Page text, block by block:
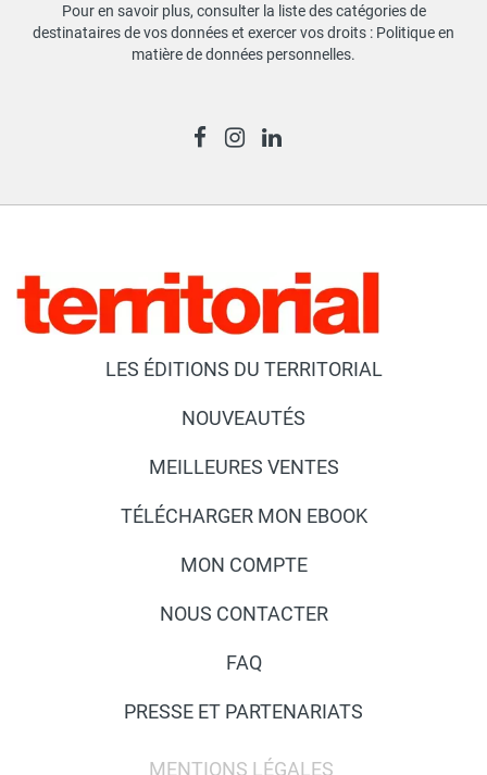
Pour en savoir plus, consulter la liste des catégories de
destinataires de vos données et exercer vos droits : Politique en
matière de données personnelles.
LES ÉDITIONS DU TERRITORIAL
NOUVEAUTÉS
MEILLEURES VENTES
TÉLÉCHARGER MON EBOOK
MON COMPTE
NOUS CONTACTER
FAQ
PRESSE ET PARTENARIATS
MENTIONS LÉGALES